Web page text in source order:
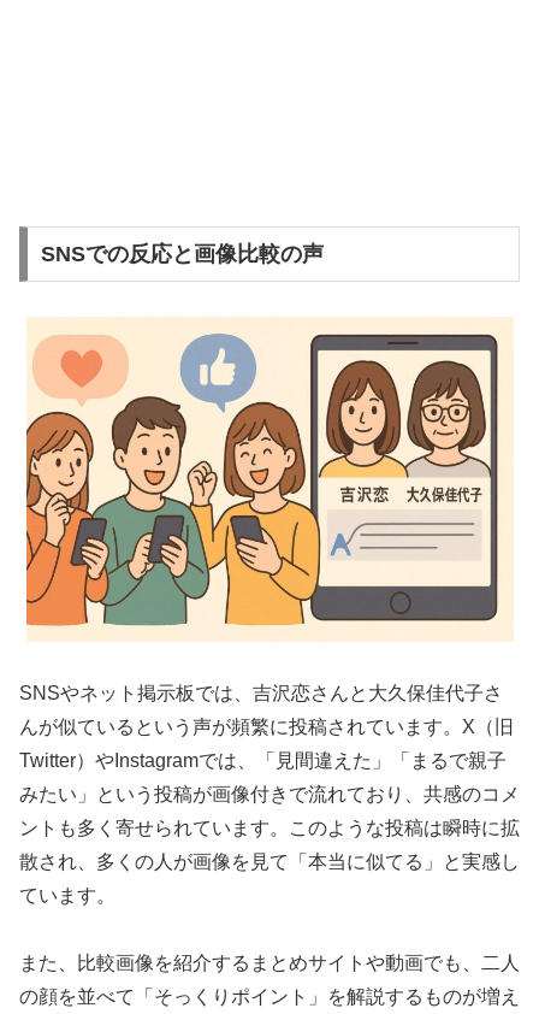
SNSでの反応と画像比較の声
SNSやネット掲示板では、吉沢恋さんと大久保佳代子さ
んが似ているという声が頻繁に投稿されています。X（旧
Twitter）やInstagramでは、「見間違えた」「まるで親子
みたい」という投稿が画像付きで流れており、共感のコメ
ントも多く寄せられています。このような投稿は瞬時に拡
散され、多くの人が画像を見て「本当に似てる」と実感し
ています。
また、比較画像を紹介するまとめサイトや動画でも、二人
の顔を並べて「そっくりポイント」を解説するものが増え